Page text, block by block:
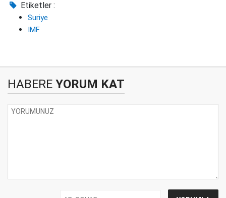
Etiketler :
Suriye
IMF
HABERE YORUM KAT